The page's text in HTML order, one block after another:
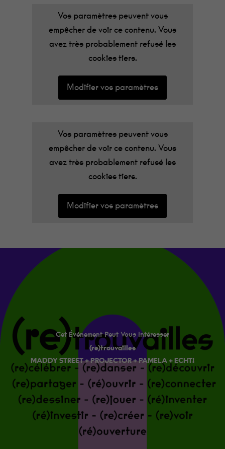
Vos paramètres peuvent vous
empêcher de voir ce contenu. Vous
avez très probablement refusé les
cookies tiers.
Modifier vos paramètres
Vos paramètres peuvent vous
empêcher de voir ce contenu. Vous
avez très probablement refusé les
cookies tiers.
Modifier vos paramètres
Cet Événement Peut Vous Intéresser
(re)trouvailles
MADDY STREET + PROJECTOR + PAMELA + ECHT!